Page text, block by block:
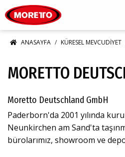
ANASAYFA KÜRESEL MEVCUDIYET
MORETTO
Moretto Deutschland GmbH
Paderborn'da 2001 yılında
Neunkirchen am Sand'ta
bürolarımız, showroom ve